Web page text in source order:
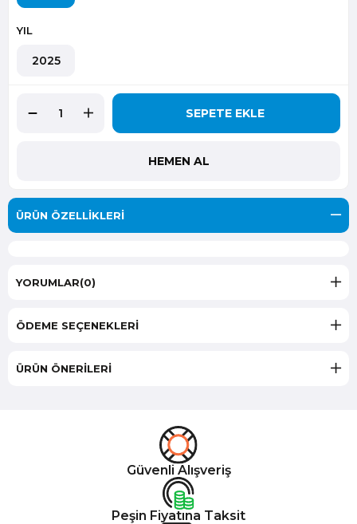
YIL
2025
ÜRÜN ÖZELLIKLERI
YORUMLAR(0)
ÖDEME SEÇENEKLERI
ÜRÜN ÖNERILERI
Güvenli Alışveriş
Peşin Fiyatına Taksit